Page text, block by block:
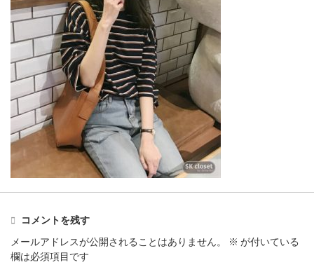
コメントを残す
メールアドレスが公開されることはありません。
※ が付いている
欄は必須項目です